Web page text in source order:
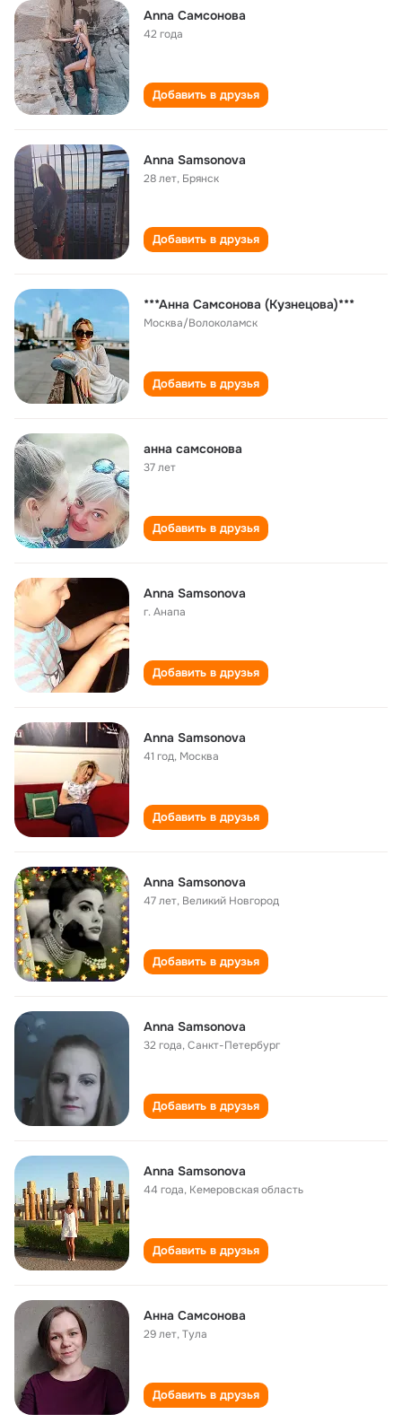
Anna Самсонова
42 года
Добавить в друзья
Anna Samsonova
28 лет, Брянск
Добавить в друзья
***Анна Самсонова (Кузнецова)***
Москва/Волоколамск
Добавить в друзья
анна самсонова
37 лет
Добавить в друзья
Anna Samsonova
г. Анапа
Добавить в друзья
Anna Samsonova
41 год, Москва
Добавить в друзья
Anna Samsonova
47 лет, Великий Новгород
Добавить в друзья
Anna Samsonova
32 года,Санкт-Петербург
Добавить в друзья
Anna Samsonova
44 года, Кемеровская область
Добавить в друзья
Анна Самсонова
29 лет,Тула
Добавить в друзья